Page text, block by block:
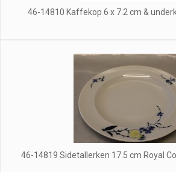
46-14810 Kaffekop 6 x 7.2 cm &
46-14819 Sidetallerken 17.5 cm Royal